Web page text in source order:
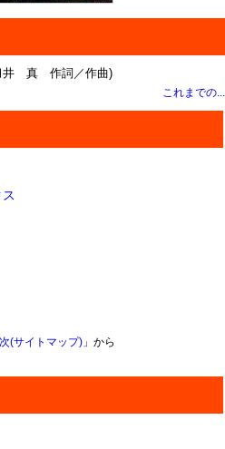
井 真 作詞／作曲)
これまでの...
(サイトマップ)」から